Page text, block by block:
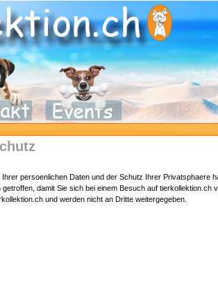
Ihrer persoenlichen Daten und der Schutz Ihrer Privatsphaere
getroffen, damit Sie sich bei einem Besuch auf tierkollektion.ch
und werden nicht an Dritte weitergegeben.